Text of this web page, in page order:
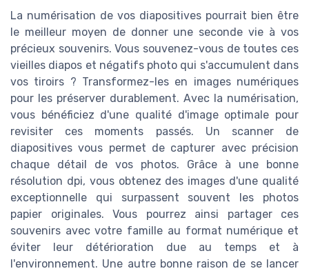
La numérisation de vos diapositives pourrait bien être
le meilleur moyen de donner une seconde vie à vos
précieux souvenirs. Vous souvenez-vous de toutes ces
vieilles diapos et négatifs photo qui s'accumulent dans
vos tiroirs ? Transformez-les en images numériques
pour les préserver durablement. Avec la numérisation,
vous bénéficiez d'une qualité d'image optimale pour
revisiter ces moments passés. Un scanner de
diapositives vous permet de capturer avec précision
chaque détail de vos photos. Grâce à une bonne
résolution dpi, vous obtenez des images d'une qualité
exceptionnelle qui surpassent souvent les photos
papier originales. Vous pourrez ainsi partager ces
souvenirs avec votre famille au format numérique et
éviter leur détérioration due au temps et à
l'environnement. Une autre bonne raison de se lancer